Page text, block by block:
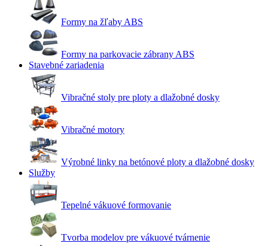
Formy na žľaby ABS
Formy na parkovacie zábrany ABS
Stavebné zariadenia
Vibračné stoly pre ploty a dlažobné dosky
Vibračné motory
Výrobné linky na betónové ploty a dlažobné dosky
Služby
Tepelné vákuové formovanie
Tvorba modelov pre vákuové tvárnenie